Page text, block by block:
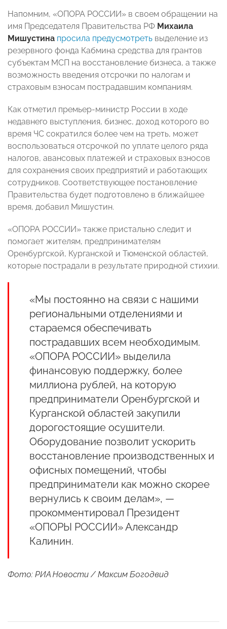
Напомним, «ОПОРА РОССИИ» в своем обращении на
имя Председателя Правительства РФ Михаила
Мишустина просила предусмотреть выделение из
резервного фонда Кабмина средства для грантов
субъектам МСП на восстановление бизнеса, а также
возможность введения отсрочки по налогам и
страховым взносам пострадавшим компаниям.
Как отметил премьер-министр России в ходе
недавнего выступления, бизнес, доход которого во
время ЧС сократился более чем на треть, может
воспользоваться отсрочкой по уплате целого ряда
налогов, авансовых платежей и страховых взносов
для сохранения своих предприятий и работающих
сотрудников. Соответствующее постановление
Правительства будет подготовлено в ближайшее
время, добавил Мишустин.
«ОПОРА РОССИИ» также пристально следит и
помогает жителям, предпринимателям
Оренбургской, Курганской и Тюменской областей,
которые пострадали в результате природной стихии.
«Мы постоянно на связи с нашими
региональными отделениями и
стараемся обеспечивать
пострадавших всем необходимым.
«ОПОРА РОССИИ» выделила
финансовую поддержку, более
миллиона рублей, на которую
предприниматели Оренбургской и
Курганской областей закупили
дорогостоящие осушители.
Оборудование позволит ускорить
восстановление производственных и
офисных помещений, чтобы
предприниматели как можно скорее
вернулись к своим делам», —
прокомментировал Президент
«ОПОРЫ РОССИИ» Александр
Калинин.
Фото: РИА Новости / Максим Богодвид